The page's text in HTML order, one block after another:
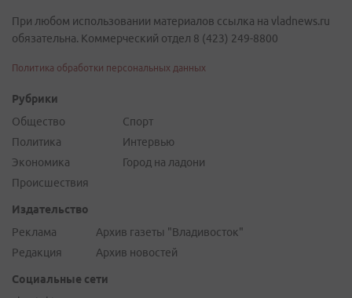
При любом использовании материалов ссылка на vladnews.ru
обязательна. Коммерческий отдел 8 (423) 249-8800
Политика обработки персональных данных
Рубрики
Общество
Политика
Экономика
Происшествия
Спорт
Интервью
Город на ладони
Издательство
Реклама
Редакция
Архив газеты "Владивосток"
Архив новостей
Социальные сети